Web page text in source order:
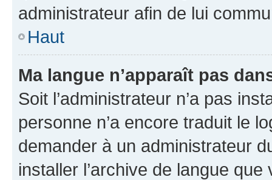
administrateur afin de lui
Haut
Ma langue n’apparaît pas
Soit l’administrateur n’a pas
personne n’a encore traduit le
demander à un administrateur
installer l’archive de langue